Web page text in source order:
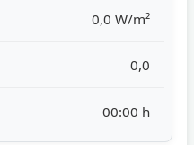
0,0 W/m²
0,0
00:00 h